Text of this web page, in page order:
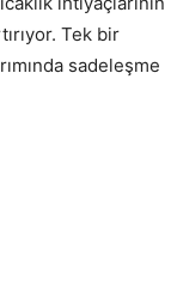
Tek bir
sadeleşme